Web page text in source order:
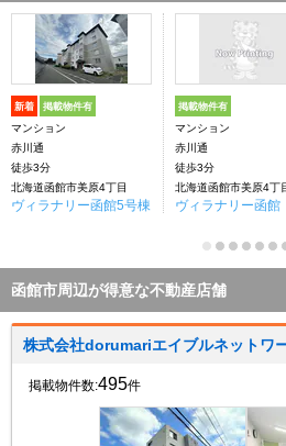
新着 掲載物件有
マンション
赤川通
徒歩3分
北海道函館市美原4丁目
ヴィラナリー函館5号棟
掲載物件有
マンション
赤川通
徒歩3分
北海道函館市美原4丁
ヴィラナリー函館
函館市周辺が得意な不動産店舗
株式会社dorumariエイブルネットワ
掲載物件数:495件